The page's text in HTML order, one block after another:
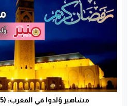
مشاهير وُلدوا في المغرب: (5) “آلان سوشون”